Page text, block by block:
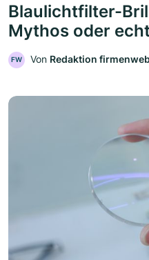
Blaulichtfilter-
Mythos oder
FW Von Redaktion